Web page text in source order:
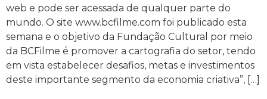
web e pode ser acessada de qualquer parte do
mundo. O site www.bcfilme.com foi publicado esta
semana e o objetivo da Fundação Cultural por meio
da BCFilme é promover a cartografia do setor, tendo
em vista estabelecer desafios, metas e investimentos
deste importante segmento da economia criativa”, […]